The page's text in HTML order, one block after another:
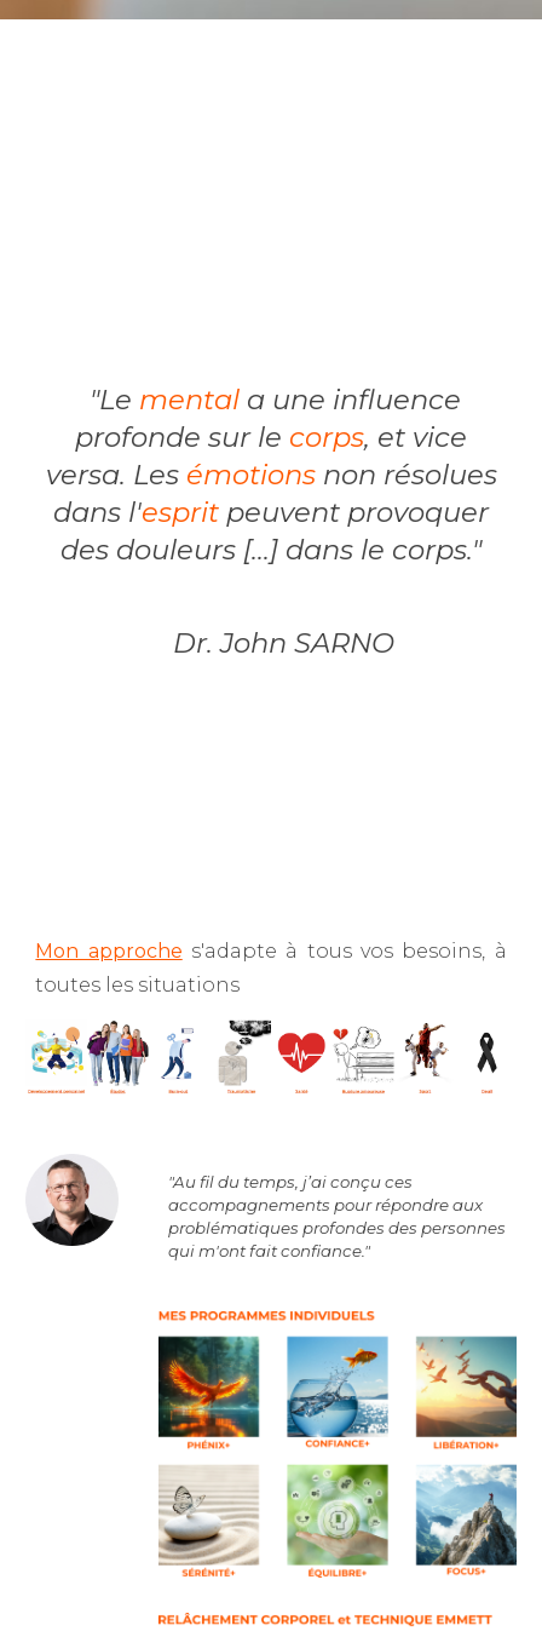
"Le mentala une influence
profonde sur le corps, et vice
versa. Les émotionsnon résolues
dans l'esprit peuvent provoquer
des douleurs [...] dans le corps."
Dr. John SARNO
Mon approche s'adapte à tous vos besoins, à
toutes les situations
"Au fil du temps, j’ai conçu ces
accompagnements pour répondre aux
problématiques profondes des personnes
qui m'ont fait confiance."